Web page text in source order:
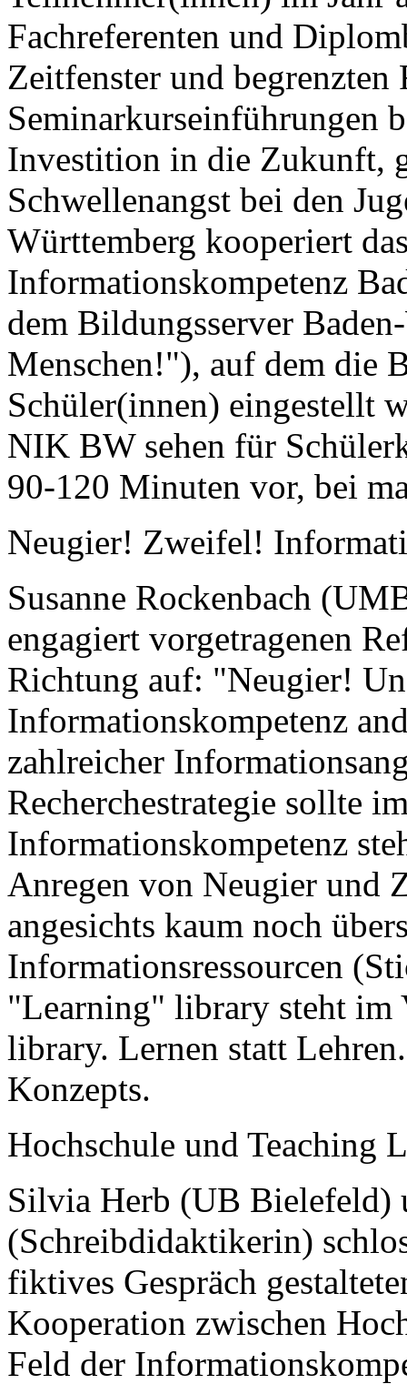
Fachreferenten und
Zeitfenster und begrenzten
Seminarkurseinführungen
Investition in die Zukunft,
Schwellenangst bei den
Württemberg kooperiert
Informationskompetenz
dem Bildungsserver
Menschen!"), auf dem die
Schüler(innen) eingestellt
NIK BW sehen für
90-120 Minuten vor, bei
Neugier! Zweifel!
Susanne Rockenbach
engagiert vorgetragenen
Richtung auf: "Neugier!
Informationskompetenz
zahlreicher
Recherchestrategie sollte
Informationskompetenz
Anregen von Neugier und
angesichts kaum noch
Informationsressourcen
"Learning" library steht im
library. Lernen statt
Konzepts.
Hochschule und Teaching
Silvia Herb (UB Bielefeld)
(Schreibdidaktikerin)
fiktives Gespräch
Kooperation zwischen
Feld der